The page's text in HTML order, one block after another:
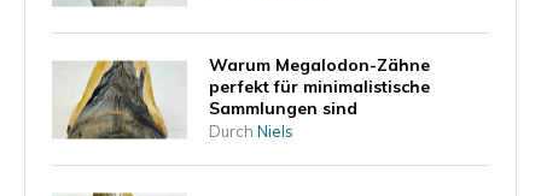
Warum Megalodon-Zähne
perfekt für minimalistische
Sammlungen sind
Durch Niels